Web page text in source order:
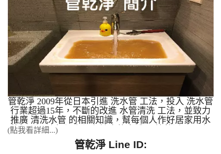
乾淨? 管乾淨超過15年的專業技術，擁有全省清洗案
例最多清洗管路經驗，公司不斷的精進技術與經驗累
積，可提供給加盟商學習，我們提供完善的機器教
學、現場手把手清洗教學、建立口碑形象、不斷創新
都是管乾淨努力的成果。高週波管路清洗機是採用日
本規格，簡單操作，輕鬆上手是管乾淨的宗旨。 管
乾淨對於洗水管的投入研發與創新、教育客戶、服務
客戶、也培育專業的管路清洗師傅。讓客戶能獲取最
大的滿意度為目標。管乾淨很重視服務態度與客戶滿
意度，讓這個水管清洗的行業可以發揚光大，我們就
是希望讓加盟商們可以比管乾淨技術更精良，服務更
好。 我們擁有全台灣最全面、最多元的清洗水管成
功案例(全省實際案例最多)，無論您的需求多複雜，
我們都有專業的解決方案與實戰經驗： 高規格廠房
設備清洗： 科學園區： 精密儀器與機台管路的專業
清洗案例，確保生產製程不受影響。 食品工廠： 嚴
管乾淨 2009年從日本引進 洗水管 工法，投入 洗水管
行業超過15年，不斷的改進 水管清洗 工法，並致力
推廣 清洗水管 的相關知識，幫每個人作好居家用水
的把關，讓每個人都有健康的身體。 管乾淨 2012年
自創特殊 清洗水管 方法，並引進日本水管清洗機，
開放廠商加盟。 管乾淨 2014年 全省 洗水管 案例最
(點我看詳細...)
管乾淨 Line ID: